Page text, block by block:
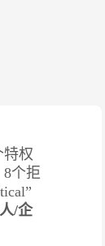
特权
个拒
/企